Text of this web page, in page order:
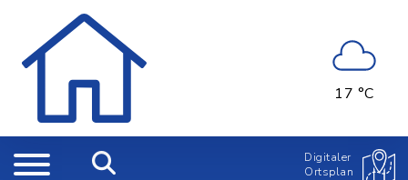
17 °C
Digitaler
Ortsplan